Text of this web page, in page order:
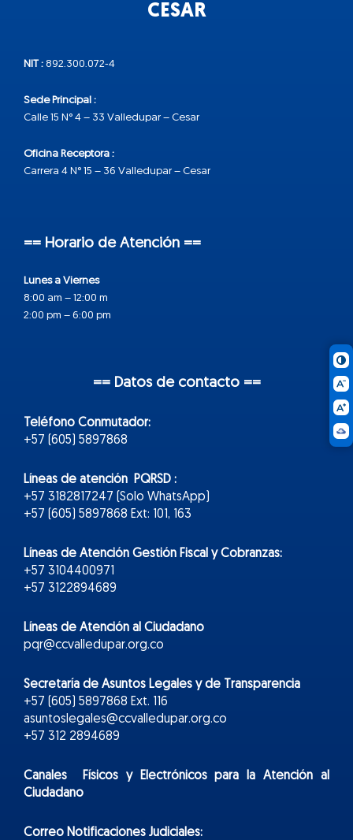
CESAR
NIT : 892.300.072-4
Sede Principal :
Calle 15 N° 4 – 33 Valledupar – Cesar
Oficina Receptora :
Carrera 4 N° 15 – 36 Valledupar – Cesar
== Horario de Atención ==
Lunes a Viernes
8:00 am – 12:00 m
2:00 pm – 6:00 pm
== Datos de contacto ==
Teléfono Conmutador:
+57 (605) 5897868
Líneas de atención PQRSD :
+57 3182817247 (Solo WhatsApp)
+57 (605) 5897868 Ext: 101, 163
Líneas de Atención Gestión Fiscal y Cobranzas:
+57 3104400971
+57 3122894689
Líneas de Atención al Ciudadano
pqr@ccvalledupar.org.co
Secretaría de Asuntos Legales y de Transparencia
+57 (605) 5897868 Ext. 116
asuntoslegales@ccvalledupar.org.co
+57 312 2894689
Canales Físicos yElectrónicospara la Atención al
Ciudadano
Correo Notificaciones Judiciales: